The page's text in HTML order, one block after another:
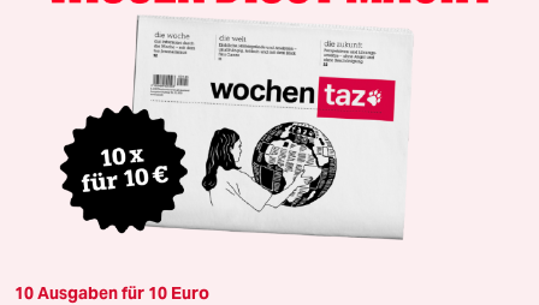
10 Ausgaben für 10 Euro